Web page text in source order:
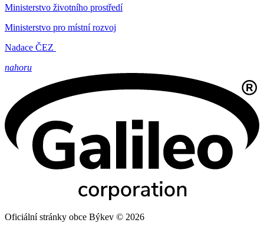
Ministerstvo životního prostředí
Ministerstvo pro místní rozvoj
Nadace ČEZ
nahoru
Oficiální stránky obce Býkev © 2026